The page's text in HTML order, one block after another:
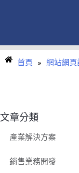
首頁 » 網站網頁
文章分類
產業解決方案
銷售業務開發